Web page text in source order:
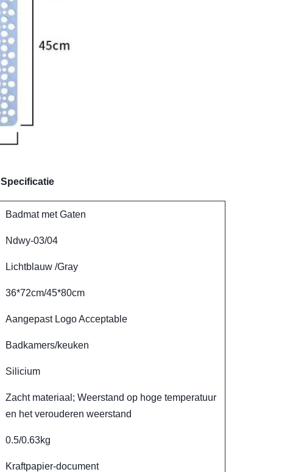
Specificatie
Badmat met Gaten
Ndwy-03/04
Lichtblauw /Gray
36*72cm/45*80cm
Aangepast Logo Acceptable
Badkamers/keuken
Silicium
Zacht materiaal; Weerstand op hoge temperatuur
en het verouderen weerstand
0.5/0.63kg
Kraftpapier-document